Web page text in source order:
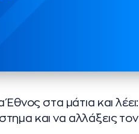
στα μάτια και λέει:
και να αλλάξεις τον